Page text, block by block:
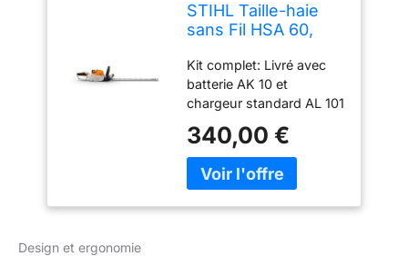
STIHL Taille-haie
sans Fil HSA 60,
Kit complet: Livré avec
batterie AK 10 et
chargeur standard AL 101
immédiate Performance
de coupe élevée: Taille-
haie puissant sans fil
340,00 €
Design et ergonomie